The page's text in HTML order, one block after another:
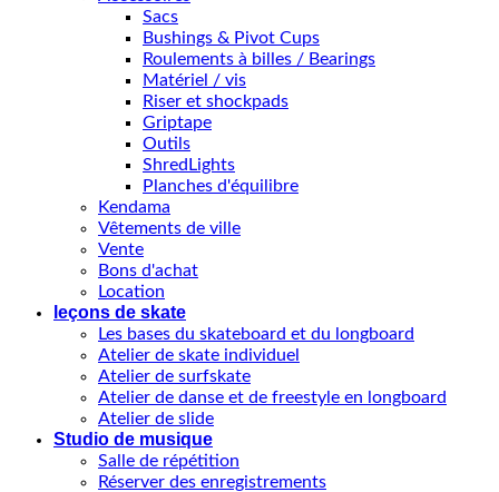
Sacs
Bushings & Pivot Cups
Roulements à billes / Bearings
Matériel / vis
Riser et shockpads
Griptape
Outils
ShredLights
Planches d'équilibre
Kendama
Vêtements de ville
Vente
Bons d'achat
Location
leçons de skate
Les bases du skateboard et du longboard
Atelier de skate individuel
Atelier de surfskate
Atelier de danse et de freestyle en longboard
Atelier de slide
Studio de musique
Salle de répétition
Réserver des enregistrements